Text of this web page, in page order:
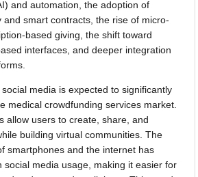
and automation, the adoption of
and smart contracts, the rise of micro-
based giving, the shift toward
interfaces, and deeper integration
media is expected to significantly
medical crowdfunding services market.
allow users to create, share, and
building virtual communities. The
smartphones and the internet has
social media usage, making it easier for